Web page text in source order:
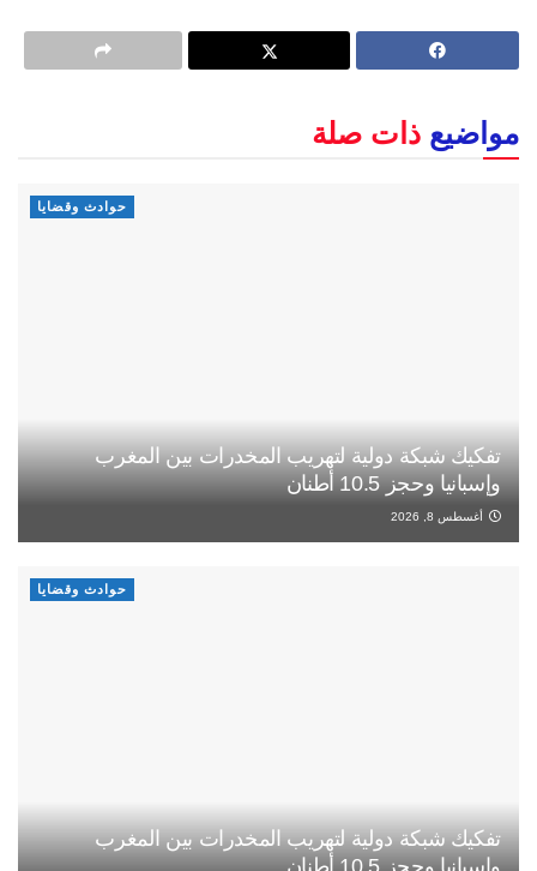
مواضيع ذات صلة
حوادث وقضايا
تفكيك شبكة دولية لتهريب المخدرات بين المغرب
وإسبانيا وحجز 10.5 أطنان
أغسطس 8, 2026
حوادث وقضايا
تفكيك شبكة دولية لتهريب المخدرات بين المغرب
وإسبانيا وحجز 10.5 أطنان